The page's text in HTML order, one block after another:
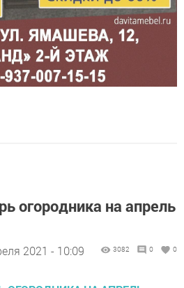
огородника на апрель
2021 - 10:09 3082 0 0